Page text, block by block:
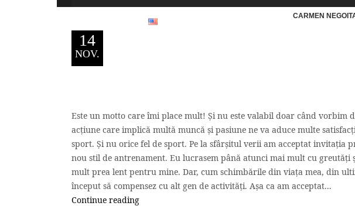
CARMEN
14
NOV.
Este un motto care îmi place mult! Și nu este valabil doar când vorbim
acțiune care implică multă muncă și pasiune ne va aduce multe
sport. Și nu orice fel de sport. Pe la sfârșitul verii am acceptat invitația
nou stil de antrenament. Eu lucrasem până atunci mai mult cu greutăți
mult prea lent pentru mine. Dar, cum schimbările din viața mea, din
început să compensez cu alt gen de activități. Așa ca am acceptat...
Continue reading